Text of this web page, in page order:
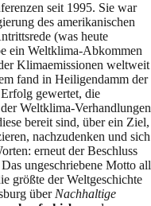
seit 1995. Sie war
des amerikanischen
(was heute
ein Weltklima-Abkommen
Klimaemissionen weltweit
fand in Heiligendamm der
gewertet, die
Weltklima-Verhandlungen
bereit sind, über ein Ziel,
nachzudenken und sich
er­neut der Beschluss
ungeschriebene Motto all
größte der Weltgeschichte
über Nachhaltige